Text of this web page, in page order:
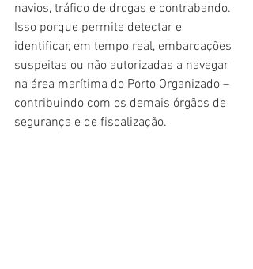
navios, tráfico de drogas e contrabando.
Isso porque permite detectar e
identificar, em tempo real, embarcações
suspeitas ou não autorizadas a navegar
na área marítima do Porto Organizado –
contribuindo com os demais órgãos de
segurança e de fiscalização.